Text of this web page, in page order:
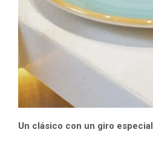
Un clásico con un giro especial